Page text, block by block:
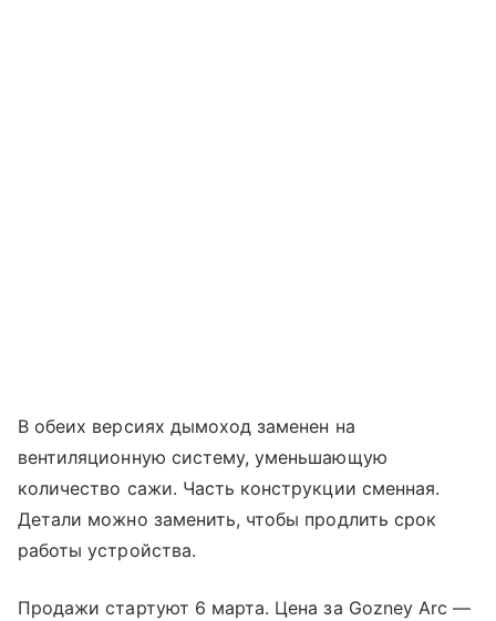
В обеих версиях дымоход заменен на
вентиляционную систему, уменьшающую
количество сажи. Часть конструкции сменная.
Детали можно заменить, чтобы продлить срок
работы устройства.
Продажи стартуют 6 марта. Цена за Gozney Arc —